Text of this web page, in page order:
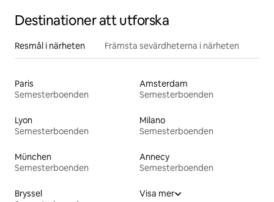
Destinationer att utforska
Resmål i närheten Främsta sevärdheterna i närheten
Paris
Semesterboenden
Amsterdam
Semesterboenden
Lyon
Semesterboenden
Milano
Semesterboenden
München
Semesterboenden
Annecy
Semesterboenden
Bryssel
Visa mer